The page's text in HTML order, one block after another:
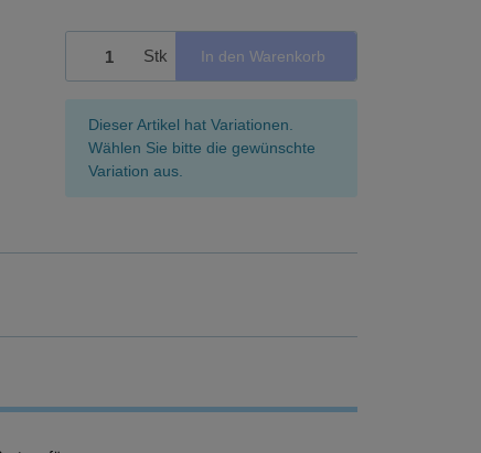
Stk In den Warenkorb
x
Dieser Artikel hat Variationen.
Wählen Sie bitte die gewünschte
Variation aus.